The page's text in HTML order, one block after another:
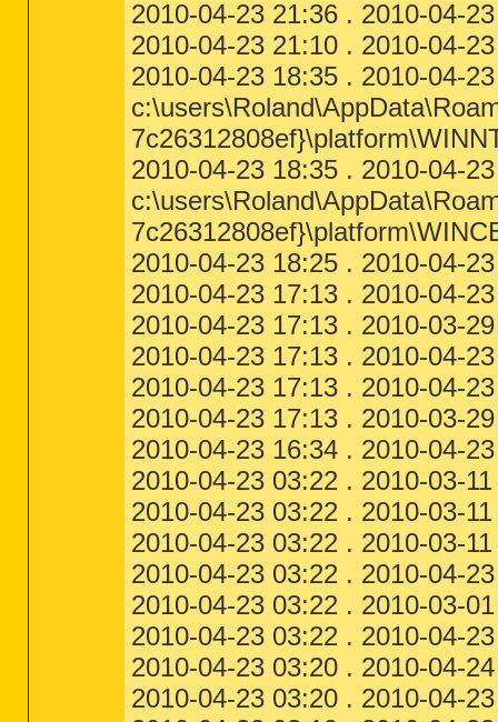
2010-04-23 21:36 . 2010-04-
2010-04-23 21:10 . 2010-04-
2010-04-23 18:35 . 2010-04-
2010-04-23 18:35 . 2010-04-
2010-04-23 18:25 . 2010-04-
2010-04-23 17:13 . 2010-04-
2010-04-23 17:13 . 2010-03-
2010-04-23 17:13 . 2010-04-
2010-04-23 17:13 . 2010-04-
2010-04-23 17:13 . 2010-03-
2010-04-23 16:34 . 2010-04-
2010-04-23 03:22 . 2010-03-
2010-04-23 03:22 . 2010-03-
2010-04-23 03:22 . 2010-03-
2010-04-23 03:22 . 2010-04-
2010-04-23 03:22 . 2010-03-
2010-04-23 03:22 . 2010-04-
2010-04-23 03:20 . 2010-04-
2010-04-23 03:20 . 2010-04-